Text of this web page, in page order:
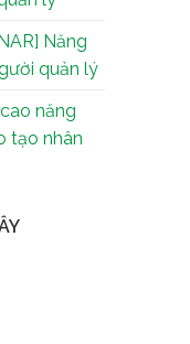
Năng
quản lý
năng
tạo nhân